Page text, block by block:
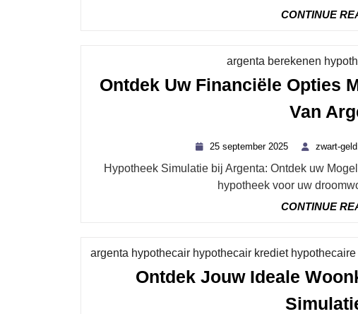
CONTINUE
argenta berekenen
Ontdek Uw Financiële Opties
Van
25 september 2025
2025
zwart-geld
Hypotheek Simulatie bij Argenta: Ontdek uw Mogelijkheden Bent u op zoek naar een geschikte
hypotheek voor uw
CONTINUE
argenta hypothecair hypothecair krediet
Ontdek Jouw Ideale